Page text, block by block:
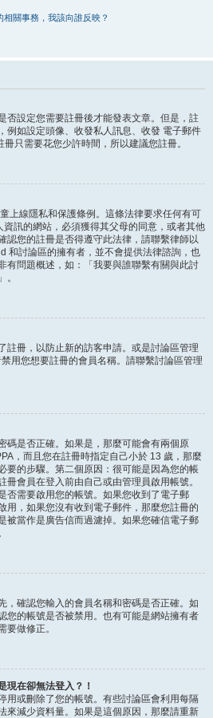
關事務，我該向誰反映？
否設定您需要註冊後才能發表文章。但是，註
例如設定頭像、收發私人訊息、收發 電子郵件
只需要花您少許時間，所以建議您註冊。
上線隱私和保護條例。這條法律要求任何有可
訊的網站，必須獲得其父母的同意，或者其他
認您的註冊是否得遵守此法律，請聯繫律師以
和討論區的擁有者，並不會提供法律諮詢，也
有問題概述，如：「我要與誰聯繫有關與此討
。
註冊，以防止新的訪客申請。或是討論區管理
用您想要註冊的會員名稱。請聯繫討論區管理
碼是否正確。如果是，那麼可能會有兩個原
，而且您在註冊時指定自己小於 13 歲，那麼
要的步驟。第二個原因：很可能是因為您的帳
會員在登入前由自己或由管理員啟用帳號。
否需要啟用您的帳號。如果您收到了電子郵
用，如果您沒有收到電子郵件，那麼您註冊的
被當作是廣告信而過濾掉。如果您確信電子郵
，確認您輸入的會員名稱和密碼是否正確。如
您的帳號是否被禁用。也有可能是網站擁有者
要做修正。
現在卻無法登入？！
用或刪除了您的帳號。有些討論區會利用每隔
來減少資料量。如果是這個原因，那麼請重新